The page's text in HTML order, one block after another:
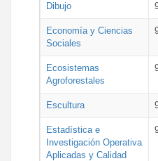
Dibujo
Economía y Ciencias
Sociales
Ecosistemas
Agroforestales
Escultura
Estadística e
Investigación Operativa
Aplicadas y Calidad